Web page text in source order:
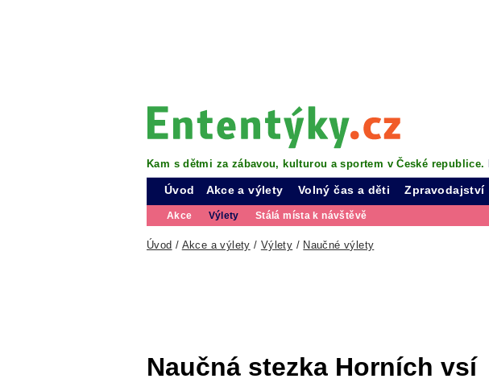
Kam s dětmi za zábavou, kulturou a sportem v České republice.
Úvod Akce a výlety
Akce Výlety Stálá místa k návštěvě
Volný čas a děti Zpravodajství
Úvod / Akce a výlety / Výlety / Naučné výlety
Naučná stezka Horních vsí